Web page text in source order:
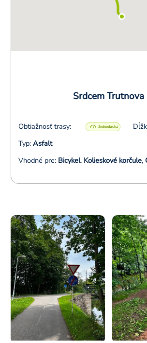
Srdcem Trutnova
Obtiažnosť trasy:
Typ: Asfalt
Vhodné pre: Bicykel, Kolieskové korčule,